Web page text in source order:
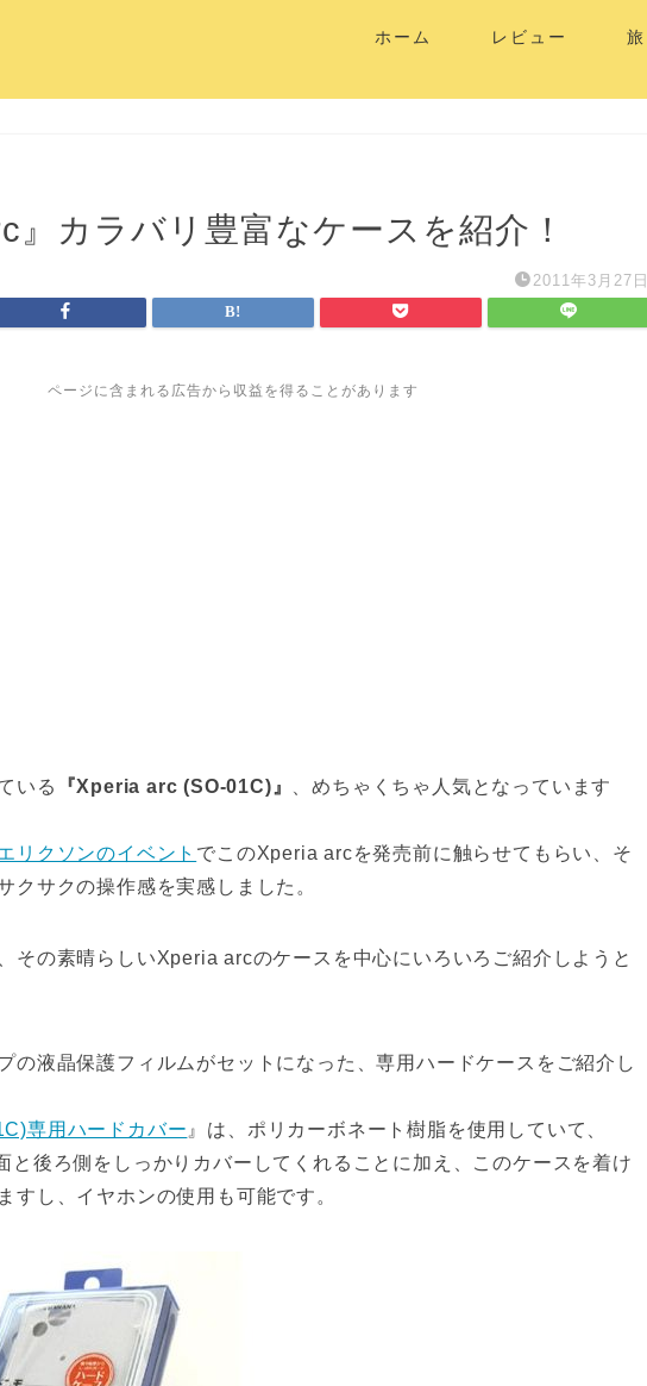
ホーム レビュー 旅
』カラバリ豊富なケースを紹介！
2011年3月27日
ページに含まれる広告から収益を得ることがあります
いる 『Xperia arc (SO-01C)』
、めちゃくちゃ人気となっています
リクソンのイベント でこのXperia arcを発売前に触らせてもらい、そ
クサクの操作感を実感しました。
その素晴らしいXperia arcのケースを中心にいろいろご紹介しようと
の液晶保護フィルムがセットになった、専用ハードケースをご紹介し
専用ハードカバー 』は、ポリカーボネート樹脂を使用していて、
と後ろ側をしっかりカバーしてくれることに加え、このケースを着け
すし、イヤホンの使用も可能です。